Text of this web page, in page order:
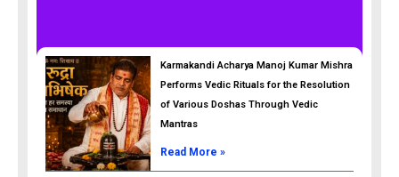
Karmakandi Acharya Manoj Kumar Mishra
Performs Vedic Rituals for the Resolution
of Various Doshas Through Vedic
Mantras
Read More »